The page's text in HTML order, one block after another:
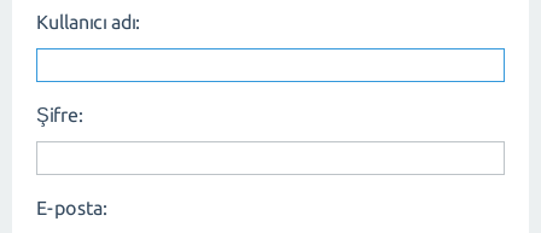
Kullanıcı adı:
Şifre:
E-posta: